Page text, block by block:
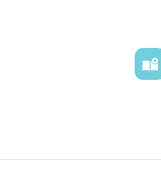
でのお話になります。
たのですが、こちらに入れ